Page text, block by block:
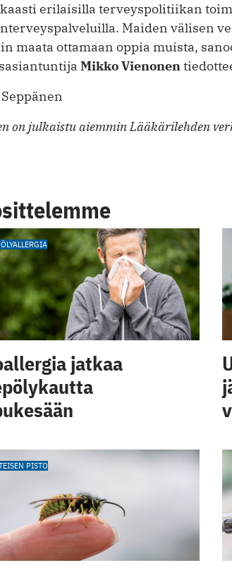
erilaisilla terveyspolitiikan
Maiden välisen
maata ottamaan oppia muista,
Mikko Vienonen
on julkaistu aiemmin Lääkärilehden
jatkaa
PISTO